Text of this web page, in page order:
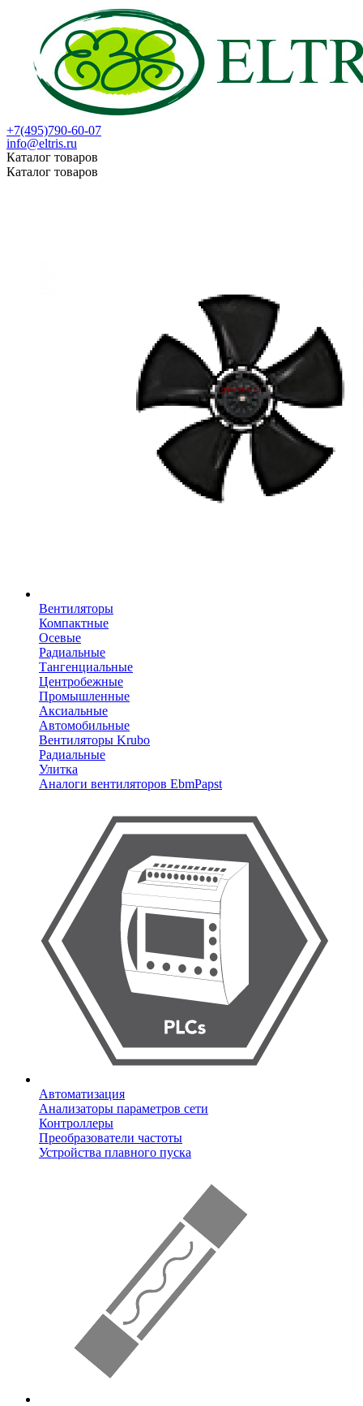
+7(495)790-60-07
info@eltris.ru
Каталог товаров
Каталог товаров
Вентиляторы
Компактные
Осевые
Радиальные
Тангенциальные
Центробежные
Промышленные
Аксиальные
Автомобильные
Вентиляторы Krubo
Радиальные
Улитка
Аналоги вентиляторов EbmPapst
Автоматизация
Анализаторы параметров сети
Контроллеры
Преобразователи частоты
Устройства плавного пуска